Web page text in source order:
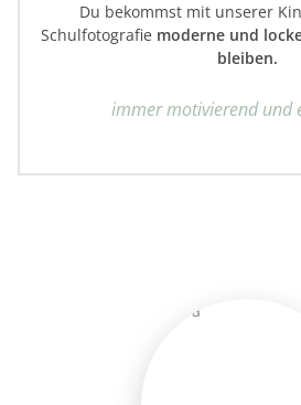
Du bekommst mit unserer
Schulfotografie moderne und
bleiben.
immer motivierend und